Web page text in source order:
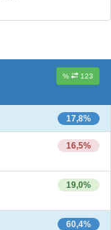
% 123
17,8%
16,5%
19,0%
60,4%